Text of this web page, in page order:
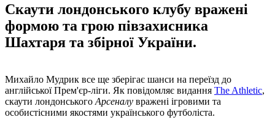
Скаути лондонського клубу вражені
формою та грою півзахисника
Шахтаря та збірної України.
Михайло Мудрик все ще зберігає шанси на переїзд до
англійської Прем'єр-ліги. Як повідомляє видання The Athletic,
скаути лондонського Арсеналу вражені ігровими та
особистісними якостями українського футболіста.